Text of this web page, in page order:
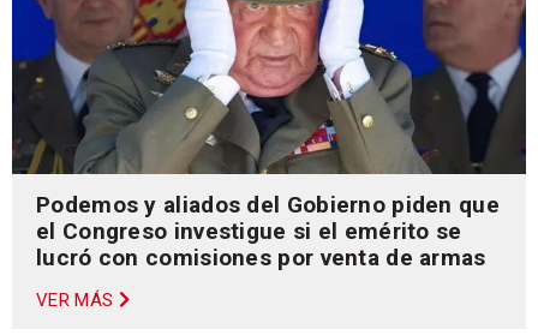
Podemos y aliados del Gobierno piden que
el Congreso investigue si el emérito se
lucró con comisiones por venta de armas
VER MÁS